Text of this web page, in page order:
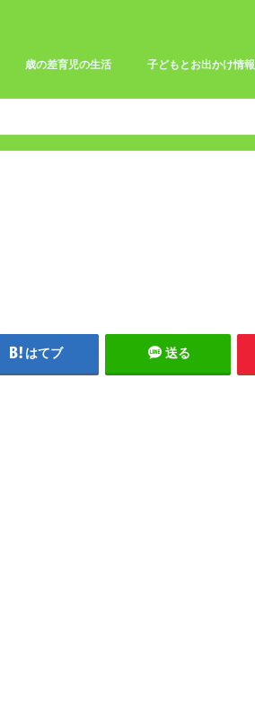
歳の差育児の生活
保育園・幼稚園の転園方法
子どもとお出かけ情報
はてブ 送る